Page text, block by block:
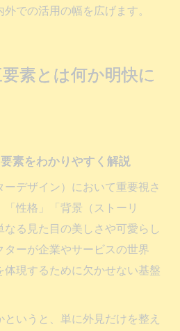
での活用の幅を広げます。
素とは何か明快に
素をわかりやすく解説
デザイン）において重要視さ
性格」「背景（ストーリ
る見た目の美しさや可愛らし
ターが企業やサービスの世界
現するために欠かせない基盤
いうと、単に外見だけを整え